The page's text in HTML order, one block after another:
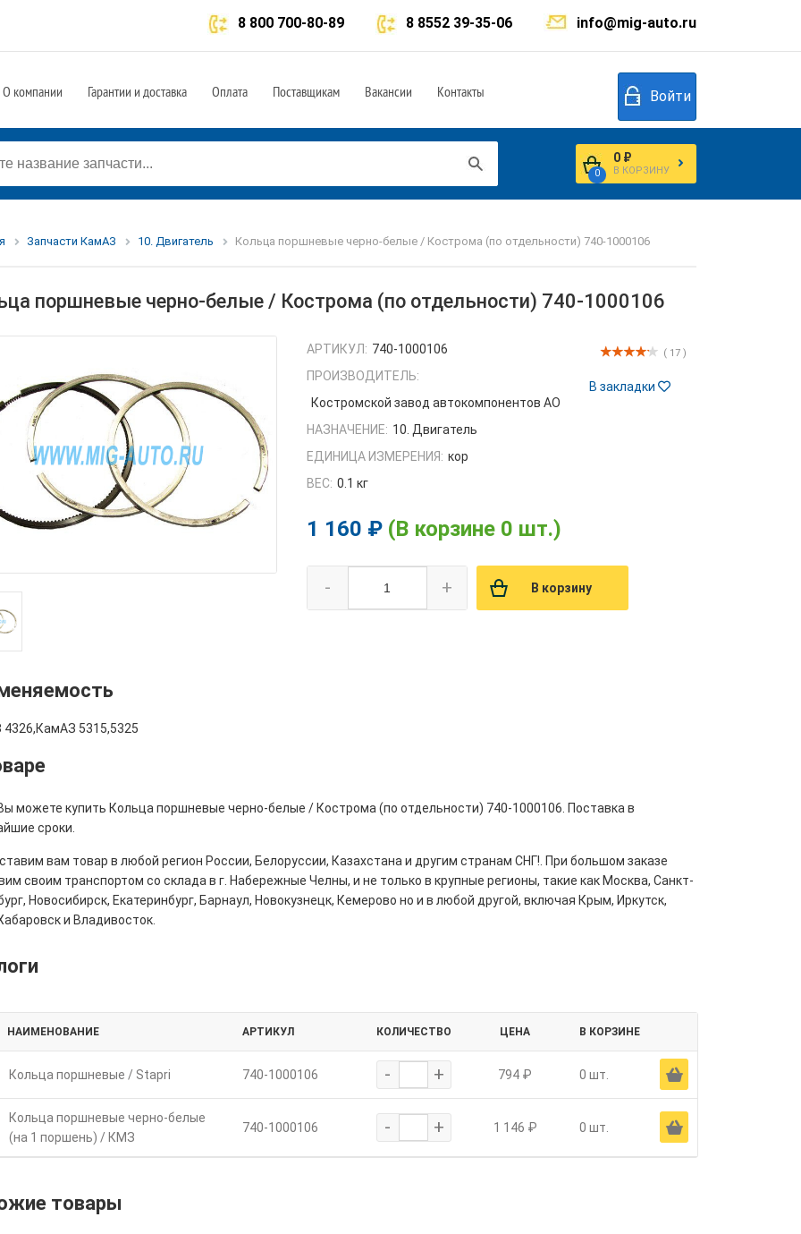
info@mig-auto.ru
8 8552 39-35-06
8 800 700-80-89
О компании Гарантии и доставка Оплата Поставщикам Вакансии Контакты Войти
0
0 ₽
В КОРЗИНУ
Запчасти КамАЗ 10. Двигатель Кольца поршневые черно-белые / Кострома (по отдельности) 740-1000106
поршневые черно-белые / Кострома (по отдельности) 740-1000106
( 17 )
В закладки
АРТИКУЛ: 740-1000106
ПРОИЗВОДИТЕЛЬ:
Костромской завод автокомпонентов АО
НАЗНАЧЕНИЕ: 10. Двигатель
ЕДИНИЦА ИЗМЕРЕНИЯ: кор
ВЕС: 0.1 кг
1 160 ₽ (В корзине 0 шт.)
- + В корзину
4326,КамАЗ 5315,5325
можете купить Кольца поршневые черно-белые / Кострома (по отдельности) 740-1000106. Поставка в
сроки.
вам товар в любой регион России, Белоруссии, Казахстана и другим странам СНГ!. При большом заказе
своим транспортом со склада в г. Набережные Челны, и не только в крупные регионы, такие как Москва, Санкт-
Новосибирск, Екатеринбург, Барнаул, Новокузнецк, Кемерово но и в любой другой, включая Крым, Иркутск,
и Владивосток.
НАИМЕНОВАНИЕ АРТИКУЛ КОЛИЧЕСТВО ЦЕНА В КОРЗИНЕ
Кольца поршневые / Stapri 740-1000106 - + 794 ₽ 0 шт. Ä
Кольца поршневые черно-белые
(на 1 поршень) / КМЗ
740-1000106 - + 1 146 ₽ 0 шт. Ä
товары